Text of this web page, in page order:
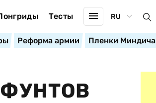
Тесты RU
Реформа армии Пленки Миндича